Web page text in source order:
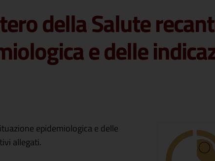
della Salute
e delle
epidemiologica e delle
allegati.